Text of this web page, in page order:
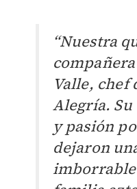
“Nuestra
Valle, chef
Alegría.
y pasión
dejaron